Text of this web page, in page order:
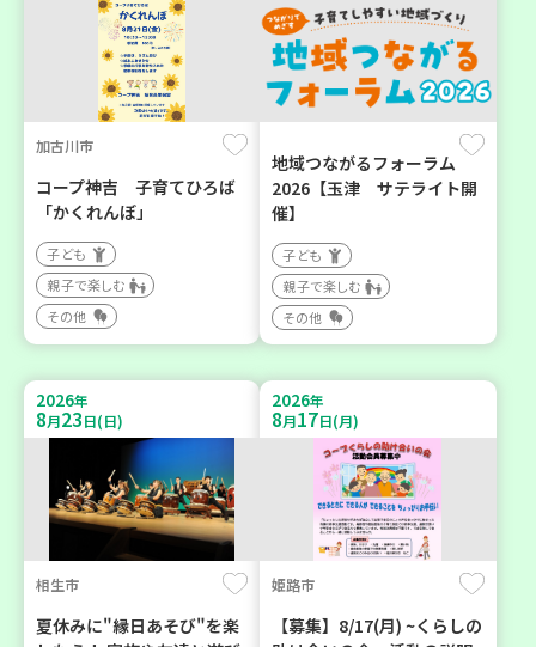
加古川市
コープ神吉 子育てひろば
「かくれんぼ」
子ども
親子で楽しむ
その他
地域つながるフォーラム
2026【玉津 サテライト開
催】
子ども
親子で楽しむ
その他
2026年
8月23日(日)
相生市
夏休みに"縁日あそび"を楽
2026年
8月17日(月)
姫路市
【募集】8/17(月) ~くらしの